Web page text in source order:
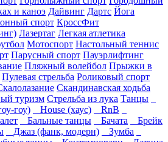
и каноэ Дайвинг Дартс Йога
спорт КроссФит
Лазертаг Легкая атлетика
Мотоспорт Настольный теннис
Парусный спорт Пауэрлифтинг
Пляжный волейбол Прыжки в
Пулевая стрельба Роликовый спорт
Скандинавская ходьба
туризм Стрельба из лука Танцы
гоу) House (хаус)
RnB
Бальные танцы Бачата
Брейк
Джаз (фанк, модерн)
Зумба